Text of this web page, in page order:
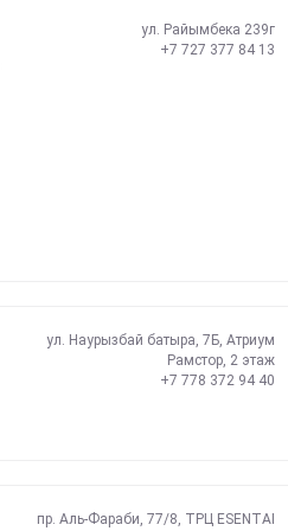
ул. Райымбека 239г
+7 727 377 84 13
ул. Наурызбай батыра, 7Б, Атриум
Рамстор, 2 этаж
+7 778 372 94 40
пр. Аль-Фараби, 77/8, ТРЦ ESENTAI